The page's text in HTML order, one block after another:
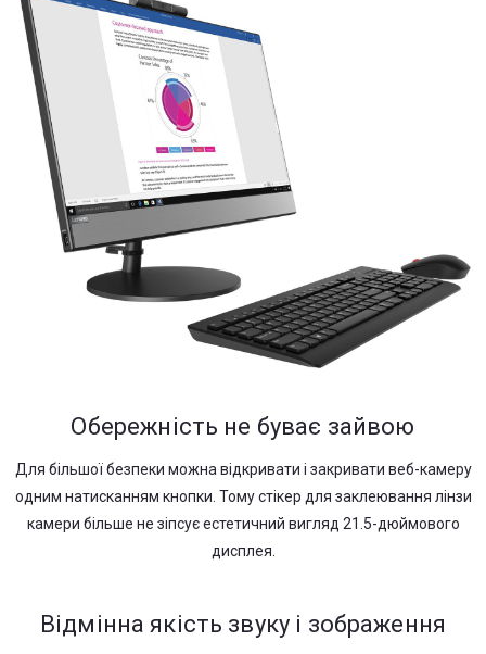
Обережність не буває зайвою
Для більшої безпеки можна відкривати і закривати веб-камеру
одним натисканням кнопки. Тому стікер для заклеювання лінзи
камери більше не зіпсує естетичний вигляд 21.5-дюймового
дисплея.
Відмінна якість звуку і зображення